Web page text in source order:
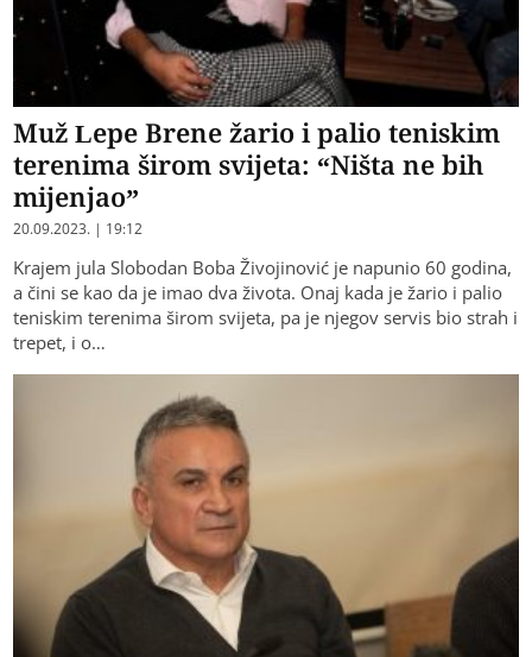
Muž Lepe Brene žario i palio teniskim
terenima širom svijeta: “Ništa ne bih
mijenjao”
20.09.2023. | 19:12
Krajem jula Slobodan Boba Živojinović je napunio 60 godina,
a čini se kao da je imao dva života. Onaj kada je žario i palio
teniskim terenima širom svijeta, pa je njegov servis bio strah i
trepet, i o…